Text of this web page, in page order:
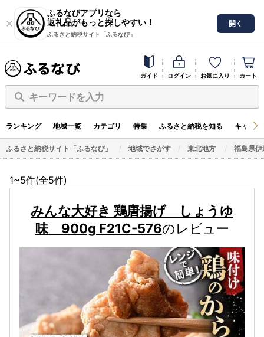
ふるなびアプリなら
返礼品がもっと探しやすい！
ふるさと納税サイト「ふるなび」
開く
ガイド ログイン お気に入り カート
キーワードを入力
ランキング 地域一覧 カテゴリ 特集 ふるさと納税を知る キャン
ふるさと納税サイト「ふるなび」 地域でさがす 東北地方 福島県伊
1~5件(全5件)
みんな大好き 鶏唐揚げ しょうゆ
味 900g F21C-576のレビュー